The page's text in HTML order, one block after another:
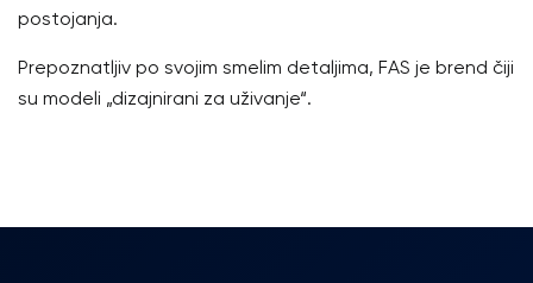
postojanja.
Prepoznatljiv po svojim smelim detaljima, FAS je brend čiji
su modeli „dizajnirani za uživanje“.